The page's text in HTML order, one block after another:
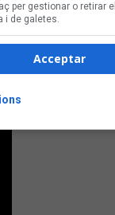
per gestionar o retirar el
i de galetes.
Acceptar